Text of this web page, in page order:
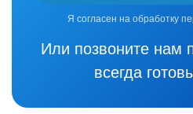
Я согласен на обработку
Или позвоните нам
всегда